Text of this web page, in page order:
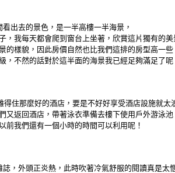
出去的景色，是一半高樓一半海景，
，我每天都會爬到窗台上坐著，欣賞這片獨有的美
的樣貌，因此房價自然也比我們這排的房型高一些
，不然的話對於這半面的海景我已經足夠滿足了呢
住那麼好的酒店，要是不好好享受酒店設施就太
又返回酒店，帶著泳衣準備去樓下使用戶外游泳池
前我們還有一個小時的時間可以利用呢！
，外頭正炎熱，此時吹著冷氣舒服的閱讀真是太